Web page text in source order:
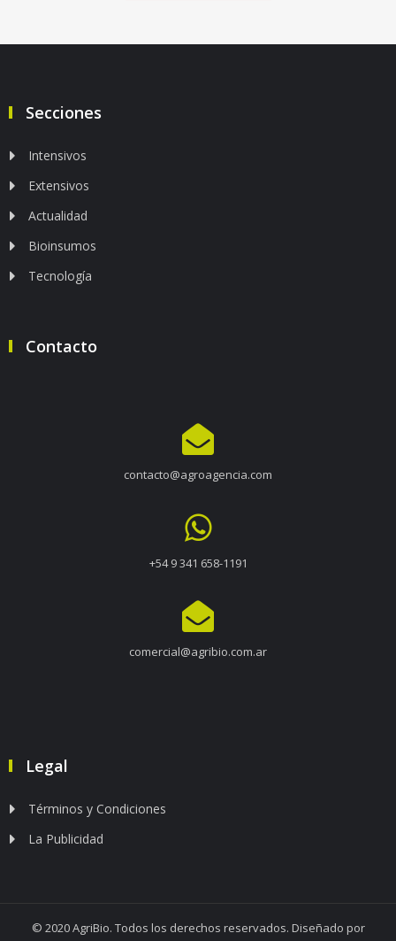
Secciones
Intensivos
Extensivos
Actualidad
Bioinsumos
Tecnología
Contacto
contacto@agroagencia.com
+54 9 341 658-1191
comercial@agribio.com.ar
Legal
Términos y Condiciones
La Publicidad
© 2020 AgriBio. Todos los derechos reservados. Diseñado por